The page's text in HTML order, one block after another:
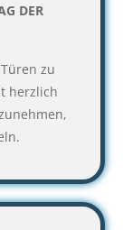
DER
zu
herzlich